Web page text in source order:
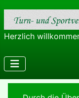
Herzlich